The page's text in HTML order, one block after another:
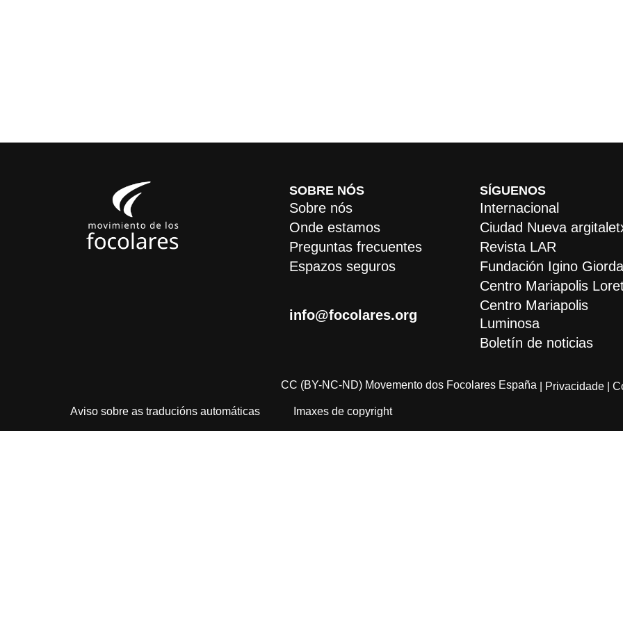
SOBRE NÓS
Sobre nós
Onde estamos
Preguntas frecuentes
Espazos seguros
info@focolares.org
SÍGUENOS
Internacional
Ciudad Nueva
Revista LAR
Fundación Igino
Centro Mariapolis
Centro Mariapolis
Luminosa
Boletín de noticias
CC (BY-NC-ND) Movemento dos Focolares España | Privacidade |
Aviso sobre as traducións automáticas Imaxes de copyright